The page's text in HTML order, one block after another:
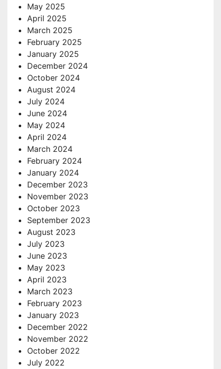
May 2025
April 2025
March 2025
February 2025
January 2025
December 2024
October 2024
August 2024
July 2024
June 2024
May 2024
April 2024
March 2024
February 2024
January 2024
December 2023
November 2023
October 2023
September 2023
August 2023
July 2023
June 2023
May 2023
April 2023
March 2023
February 2023
January 2023
December 2022
November 2022
October 2022
July 2022